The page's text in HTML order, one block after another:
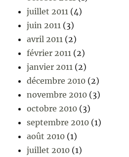
juillet 2011 (4)
juin 2011 (3)
avril 2011 (2)
février 2011 (2)
janvier 2011 (2)
décembre 2010 (2)
novembre 2010 (3)
octobre 2010 (3)
septembre 2010 (1)
août 2010 (1)
juillet 2010 (1)